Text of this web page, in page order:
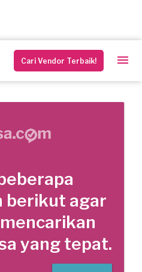
Cari Vendor Terbaik!
berikut agar
yang tepat.